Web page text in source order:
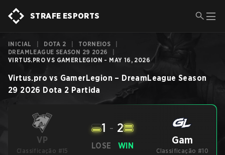
STRAFE ESPORTS
INICIAL DOTA 2 TORNEIOS
DREAMLEAGUE SEASON 29 2026
VIRTUS.PRO VS GAMERLEGION - MAY 16, 2026
Virtus.pro vs GamerLegion – DreamLeague Season
29 2026 Dota 2 Partida
VP
Classificação #15
LOSE
1 - 2
WIN Gam
Classificação #10